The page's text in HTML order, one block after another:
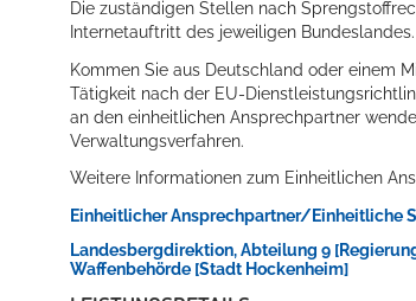
Die zuständigen Stellen nach
Internetauftritt des jeweiligen Bundeslandes.
Kommen Sie aus Deutschland oder einem
Tätigkeit nach der EU-
an den einheitlichen Ansprechpartner
Verwaltungsverfahren.
Weitere Informationen zum Einheitlichen
Einheitlicher Ansprechpartner/Einheitliche
Landesbergdirektion, Abteilung 9
Waffenbehörde [Stadt Hockenheim]